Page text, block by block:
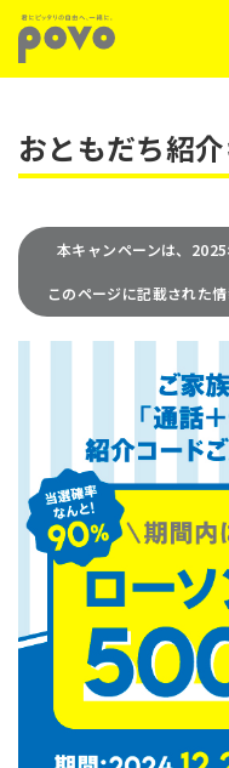
おともだち紹
本キャンペーンは、
このページに記載された